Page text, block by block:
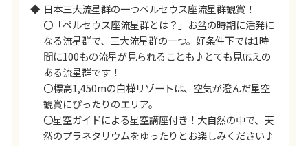
日本三大流星群の一つペルセウス座流星群観賞！
〇「ペルセウス座流星群とは？」お盆の時期に活発に
なる流星群で、三大流星群の一つ。好条件下では1時
間に100もの流星が見られることも♪とても見応えの
ある流星群です！
〇標高1,450mの白樺リゾートは、空気が澄んだ星空
観賞にぴったりのエリア。
〇星空ガイドによる星空講座付き！大自然の中で、天
然のプラネタリウムをゆったりとお楽しみください♪